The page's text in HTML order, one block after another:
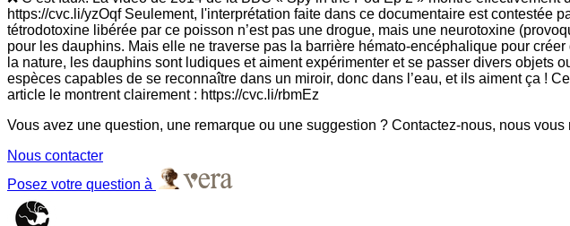
https://cvc.li/yzOqf Seulement, l'interprétation faite dans ce documentaire est
tétrodotoxine libérée par ce poisson n’est pas une drogue, mais une neurotoxine
pour les dauphins. Mais elle ne traverse pas la barrière hémato-encéphalique pour
la nature, les dauphins sont ludiques et aiment expérimenter et se passer divers objets
espèces capables de se reconnaître dans un miroir, donc dans l’eau, et ils aiment ça !
article le montrent clairement : https://cvc.li/rbmEz
Vous avez une question, une remarque ou une suggestion ? Contactez-nous, nous vous
Nous contacter
Posez votre question à